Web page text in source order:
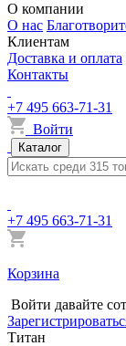
О компании
О нас
Клиентам
Доставка и оплата
Контакты
+7 495 663-71-31
Войти
Каталог
+7 495 663-71-31
Корзина
Войти давайте
Титан